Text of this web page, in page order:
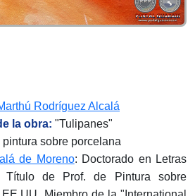
Rodríguez Alcalá
la obra: "Tulipanes"
pintura sobre porcelana
de Moreno: Doctorado en Letras
Título de Prof. de Pintura sobre